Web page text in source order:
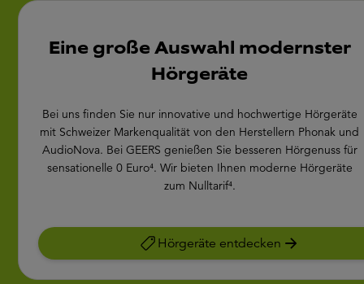
Eine große Auswahl modernster
Hörgeräte
Bei uns finden Sie nur innovative und hochwertige Hörgeräte
mit Schweizer Markenqualität von den Herstellern Phonak und
AudioNova. Bei GEERS genießen Sie besseren Hörgenuss für
sensationelle 0 Euro⁴. Wir bieten Ihnen moderne Hörgeräte
zum Nulltarif⁴.
Hörgeräte entdecken